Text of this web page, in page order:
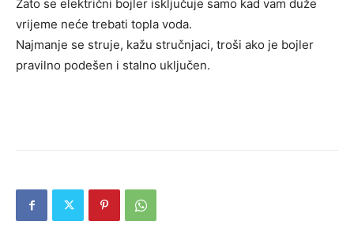
Zato se električni bojler isključuje samo kad vam duže
vrijeme neće trebati topla voda.
Najmanje se struje, kažu stručnjaci, troši ako je bojler
pravilno podešen i stalno uključen.